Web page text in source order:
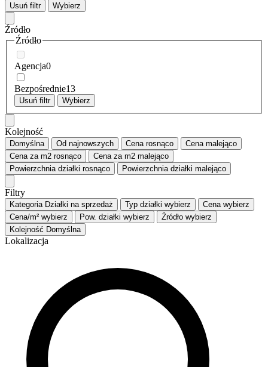
Usuń filtr Wybierz
Źródło
Źródło
Agencja0
Bezpośrednie13
Usuń filtr Wybierz
Kolejność
Domyślna Od najnowszych Cenarosnąco Cenamalejąco
Cena za m2 rosnąco Cena za m2 malejąco
Powierzchnia działki rosnąco Powierzchnia działki malejąco
Filtry
Kategoria Działki na sprzedaż Typ działki wybierz Cena wybierz
Cena/m² wybierz Pow. działki wybierz Źródło wybierz
Kolejność Domyślna
Lokalizacja